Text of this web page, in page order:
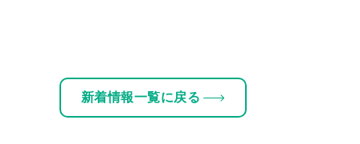
新着情報一覧に戻る